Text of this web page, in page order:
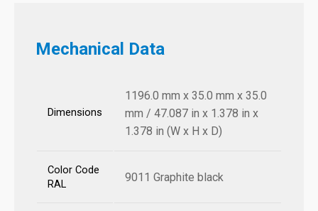
Mechanical Data
Dimensions
1196.0 mm x 35.0 mm x 35.0
mm / 47.087 in x 1.378 in x
1.378 in (W x H x D)
Color Code
RAL
9011 Graphite black